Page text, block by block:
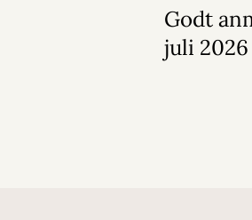
Godt
juli 2026